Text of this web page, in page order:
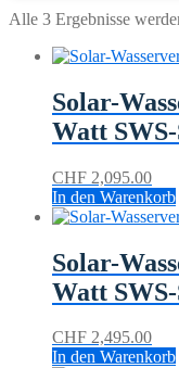
Alle 3 Ergebnisse
Solar-
Watt
CHF 2,095.00
In den Warenkorb
Solar-
Watt
CHF 2,495.00
In den Warenkorb